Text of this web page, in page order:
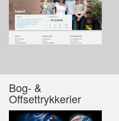
Bog- &
Offsettrykkerier